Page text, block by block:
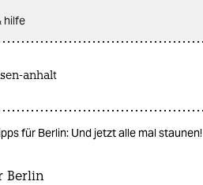
hilfe
anhalt
für Berlin: Und jetzt alle mal staunen!
Berlin